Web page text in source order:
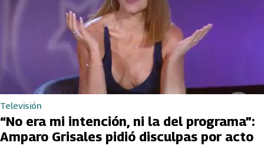
Televisión
“No era mi intención, ni la del programa”:
Amparo Grisales pidió disculpas por acto